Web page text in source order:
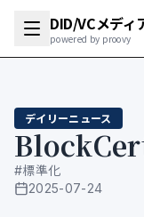
DID/VCメディ
powered by proovy
デイリーニュース
#標準化
公開日
2025-07-24